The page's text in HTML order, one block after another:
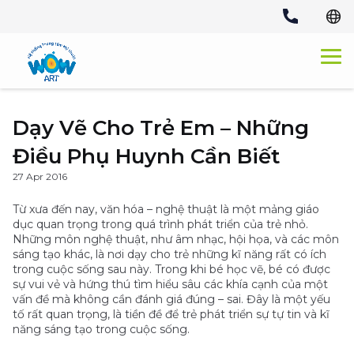
content
Dạy Vẽ Cho Trẻ Em – Những
Điều Phụ Huynh Cần Biết
27 Apr 2016
Từ xưa đến nay, văn hóa – nghệ thuật là một mảng giáo
dục quan trọng trong quá trình phát triển của trẻ nhỏ.
Những môn nghệ thuật, như âm nhạc, hội họa, và các môn
sáng tạo khác, là nơi dạy cho trẻ những kĩ năng rất có ích
trong cuộc sống sau này. Trong khi bé học vẽ, bé có được
sự vui vẻ và hứng thú tìm hiểu sâu các khía cạnh của một
vấn đề mà không cần đánh giá đúng – sai. Đây là một yếu
tố rất quan trọng, là tiền đề để trẻ phát triển sự tự tin và kĩ
năng sáng tạo trong cuộc sống.